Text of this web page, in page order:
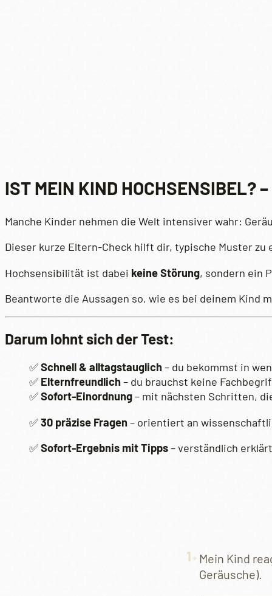
IST MEIN KIND HOCHSENSIBEL?
Manche Kinder nehmen die Welt intensiver wahr:
Dieser kurze Eltern-Check hilft dir, typische Muster
Hochsensibilität ist dabei keine Störung, sondern ein
Beantworte die Aussagen so, wie es bei deinem Kind
Darum lohnt sich der Test:
✅Schnell & alltagstauglich – du bekommst in
✅ Elternfreundlich– du brauchst keine
✅Sofort-Einordnung– mit nächsten Schritten,
✅30 präzise Fragen– orientiert an
✅Sofort-Ergebnis mit Tipps– verständlich
1
Mein Kind
Geräusche).